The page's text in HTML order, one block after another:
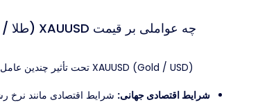
چه عواملی بر قیمت XAUUSD (طلا / USD) اثر می‌گذارند؟
XAUUSD (Gold / USD) تحت تأثیر چندین عامل قرار دارد:
شرایط اقتصادی جهانی: